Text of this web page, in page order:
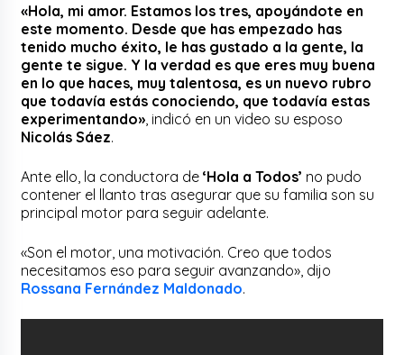
«Hola, mi amor. Estamos los tres, apoyándote en
este momento. Desde que has empezado has
tenido mucho éxito, le has gustado a la gente, la
gente te sigue. Y la verdad es que eres muy buena
en lo que haces, muy talentosa, es un nuevo rubro
que todavía estás conociendo, que todavía estas
experimentando» , indicó en un video su esposo
Nicolás Sáez.
Ante ello, la conductora de‘Hola a Todos’ no pudo
contener el llanto tras asegurar que su familia son su
principal motor para seguir adelante.
«Son el motor, una motivación. Creo que todos
necesitamos eso para seguir avanzando», dijo
Rossana Fernández Maldonado.